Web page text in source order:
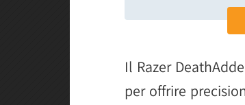
Il Razer
per offrire